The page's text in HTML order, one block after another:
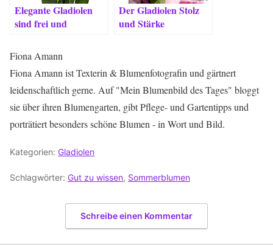
Elegante Gladiolen
sind frei und
Der Gladiolen Stolz
und Stärke
Fiona Amann
Fiona Amann ist Texterin & Blumenfotografin und gärtnert
leidenschaftlich gerne. Auf "Mein Blumenbild des Tages" bloggt
sie über ihren Blumengarten, gibt Pflege- und Gartentipps und
porträtiert besonders schöne Blumen - in Wort und Bild.
Kategorien: Gladiolen
Schlagwörter: Gut zu wissen, Sommerblumen
Schreibe einen Kommentar